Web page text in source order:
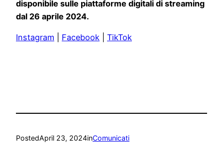
disponibile sulle piattaforme digitali di streaming
dal 26 aprile 2024.
Instagram Facebook TikTok
PostedApril 23, 2024inComunicati